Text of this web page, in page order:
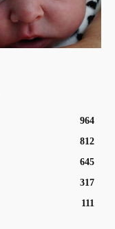
964
812
645
317
111